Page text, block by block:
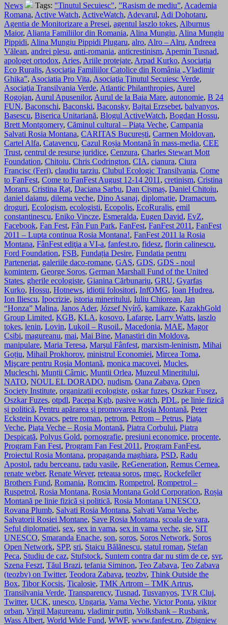
News
Tags: "Tinutul Secuiesc", ”Rasism de mediu”, Academia
Romana, Active Watch, ActiveWatch, Adevarul, Adi Dohotaru,
Agentia de Monitorizare a Presei, agentul laszlo tokes, Alburnus
Maior, Alianta Familiilor din Romania, Alina Mungiu, Alina Mungiu
Pippidi, Alina Mungiu Pippidi Plugaru, alro, Alro – Alru, Andreea
Vălean, andrei plesu, anti-romania, anticrestinism, Apemin Tusnad,
apologet ortodox, Aries, Ariile protejate, Arpad Kurko, Asociația
Eco Ruralis, Asociația Familiilor Catolice din România „Vladimir
Ghika”, Asociatia Pro Vita, Asociaţia Ţinutul Secuiesc Verde,
Asociaţia Transilvania Verde, Atlantic Philanthropies, Aurel
Rogojan, Aurul Apusenilor, Aurul de la Baia Mare, autonomie, B 24
FUN, Baconschi, Baconski, Baconsky, Bajtai Erzsebet, balvanyos,
Basescu, Biserica Unitariană, Blogul ActiveWatch, Bogdan Hossu,
Brett Montgomery, Căminul cultural – Piața Veche, Campania
Salvati Rosia Montana, CARITAS București, Carmen Moldovan,
Cartel Alfa, Catavencu, Cazul Roșia Montană în mass-media, CEE
Trust, centrul de resurse juridice, Cenzura, Charles Stewart Mott
Foundation, Chitoiu, Chris Codrington, CIA, cianura, Ciura
Francisc (Feri), claudiu tarziu, Clubul Ecologic Transilvania, Come
to FanFest, Come to FanFest August 12-14 2011 , cretinism, Cristina
Moraru, Cristina Raț, Daciana Sarbu, Dan Cișmaș, Daniel Chitoiu,
daniel daianu, dilema veche, Dino Asanaj, diplomatie, Dramacum,
droguri, Ecologism, ecologisti, Ecopolis, EcoRuralis, emil
constantinescu, Eniko Vincze, Esmeralda, Eugen David, EvZ,
Facebook, Fan Fest, Fân Fun Park, FanFest, FanFest 2011 , FanFest
2011 – Lupta continua Rosia Montana!, FanFest 2011 la Rosia
Montana, FânFest ediţia a VI-a, fanfest.ro, fidesz, florin calinescu,
Ford Foundation, FSB, Fundația Desire, Fundatia pentru
Parteneriat, galeriile daco-romane, GAS, GDS, GDS - noul
komintern, George Soros, German Marshall Fund of the United
States, gherile ecologiste, Gianina Cărbunariu, GRU, Gyarfas
Kurko, Hossu, Hotnews, idiotii folositori, InfOMG, Ioan Hudrea,
Ion Iliescu, Ipocrizie, istoria mineritului, Iuliu Chiorean, Jan
“Honza” Malina, Janos Ader, József Nyírő, kamikaze, KazakhGold
Group Limited, KGB, KLA, kosovo, Lafarge, Larry Watts, laszlo
tokes, lenin, Lovin, Lukoil – Rusoil., Macedonia, MAE, Magor
Csibi, magureanu, mai, Mai Bine, Manastiri din Moldova,
manipulare, Maria Teresa, Marşul Fânfest, marxism-leninism, Mihai
Goțiu, Mihail Prokhorov, ministrul Economiei, Mircea Toma,
Mişcare pentru Roşia Montană, monica macovei, Mucles,
Mucleschi, Munții Cârnic, Muntii Orlea, Muzeul Mineritului,
NATO, NOUL EL DORADO, nudism, Oana Zabava, Open
Society Institute, organizatii ecologiste, oskar fuzes, Oszkar Fusez,
Oszkar Fuzes, otpdl, Pacepa Kgb, pasive watch, PDL, pe linie fizică
și politică, Pentru apărarea şi promovarea Roşia Montană, Peter
Eckstein Kovacs, petre roman, petrom, Petrom – Petrus, Piața
Veche, Piața Veche – Roșia Montană, Piatra Corbului, Piatra
Despicată, Polyus Gold, pornografie, presiuni economice, procente,
Program Fan Fest, Program Fan Fest 2011 , Program FanFest,
Proiectul Rosia Montana, propaganda maghiara, PSD, Radu
Apostol, radu berceanu, radu vasile, ReGeneration, Remus Cernea,
renate weber, Renate Wever, reteaua soros, rmgc, Rockefeller
Brothers Fund, Romania, Romcim, Rompetrol, Rompetrol –
Ruspetrol, Rosia Montana, Rosia Montana Gold Corporation, Roșia
Montană pe linie fizică și politică, Rosia Montana UNESCO,
Rovana Plumb, Salvati Rosia Montana, Salvati Vama Veche,
Salvatorii Rosiei Montane, Save Rosia Montana, scoala de vara,
Seful diplomatiei, sex, sex in vama, sex in vama veche, sie, SIT
UNESCO, Smaranda Enache, son, soros, Soros Network, Soros
Open Network, SPP, sri, Staicu Bălănescu, statul roman, Ștefan
Peca, Studiu de caz, Stufstock, Suntem contra dar nu stim de ce, svr,
Szena Feszt, Tăul Brazi, tefania Siminon, Teo Zabava, Teo Zabava
(teozbv) on Twitter, Teodora Zabava, teozbv, Think Outside the
Box, Tibor Kocsis, Ticalosie, TMK Artrom – TMK Artrus,
Transilvania Verde, Transparency, Tusnad, Tusvanyos, TVR Cluj,
Twitter, UCK, unesco, Ungaria, Vama Veche, Victor Ponta, viktor
orban, Virgil Magureanu, vladimir putin, Volksbank – Rusbank,
Wass Albert, World Wide Fund, WWF, www.fanfest.ro, Zbigniew